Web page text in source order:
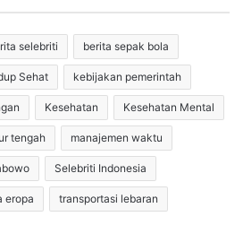
selebriti berita sepak bola
Sehat kebijakan pemerintah
Kesehatan Kesehatan Mental
tengah manajemen waktu
Selebriti Indonesia
eropa transportasi lebaran